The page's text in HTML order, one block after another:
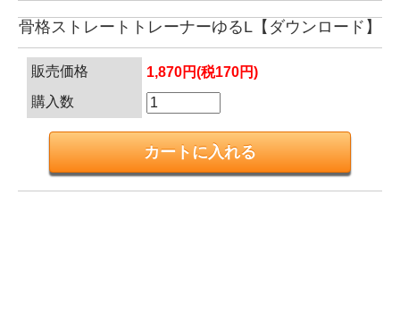
骨格ストレートトレーナーゆるL【ダウンロード】
販売価格
1,870円(税170円)
購入数